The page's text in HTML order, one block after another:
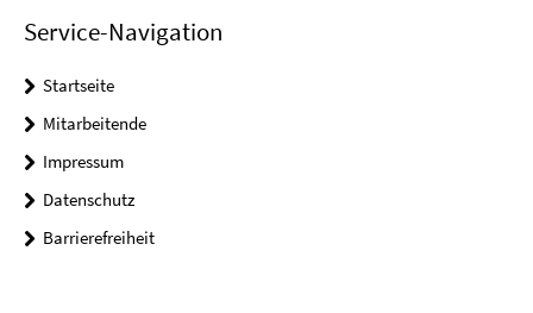
Service-Navigation
Startseite
Mitarbeitende
Impressum
Datenschutz
Barrierefreiheit